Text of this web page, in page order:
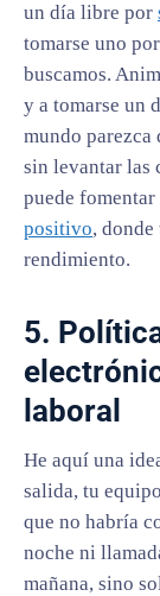
un día libre por
tomarse uno
buscamos.
y a tomarse un
mundo parezca
sin levantar las
puede fomentar
positivo, donde
rendimiento.
5.
laboral
He aquí una
salida, tu
que no habría
noche ni
mañana, sino